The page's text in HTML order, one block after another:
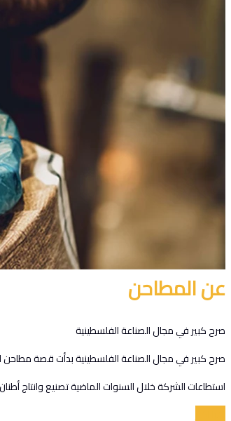
عن المطاحن
صرح كبير في مجال الصناعة الفلسطينية
صرح كبير في مجال الصناعة الفلسطينية بدأت قصة مطاحن القمح الذهبي عام 1995 على أراضي قرية برهام في بلدة بيرزيت الواقعة شمال مدينة رام
استطاعات الشركة خلال السنوات الماضية تصنيع وانتاج